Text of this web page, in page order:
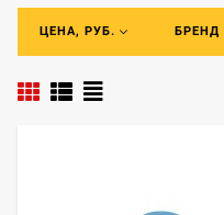
ЦЕНА, РУБ. БРЕНД